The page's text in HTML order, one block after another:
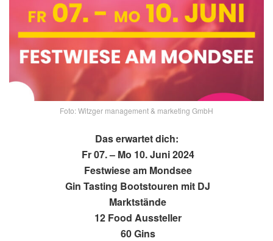
Foto: Witzger management & marketing GmbH
Das erwartet dich:
Fr 07. – Mo 10. Juni 2024
Festwiese am Mondsee
Gin Tasting Bootstouren mit DJ
Marktstände
12 Food Aussteller
60 Gins